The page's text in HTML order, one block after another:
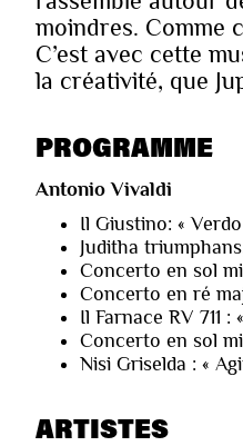
moindres. Comme
C’est avec cette
la créativité, que
PROGRAMME
Antonio Vivaldi
Il Giustino: «
Juditha
Concerto en sol
Concerto en ré
Il Farnace RV 711
Concerto en sol
Nisi Griselda : «
ARTISTES